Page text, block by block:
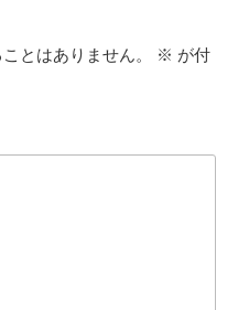
とはありません。 ※ が付